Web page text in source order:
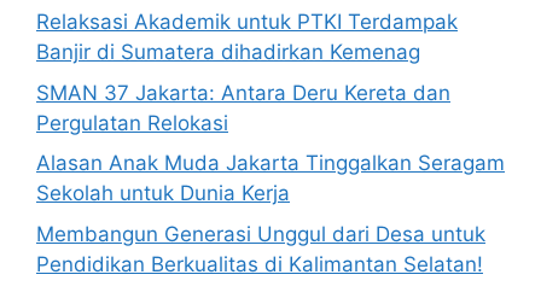
Relaksasi Akademik untuk PTKI Terdampak
Banjir di Sumatera dihadirkan Kemenag
SMAN 37 Jakarta: Antara Deru Kereta dan
Pergulatan Relokasi
Alasan Anak Muda Jakarta Tinggalkan Seragam
Sekolah untuk Dunia Kerja
Membangun Generasi Unggul dari Desa untuk
Pendidikan Berkualitas di Kalimantan Selatan!